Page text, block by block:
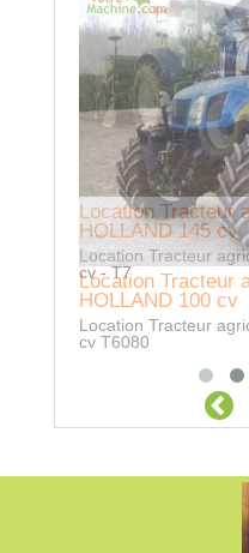
Location Tracteur
HOLLAND 100 cv
Location Tracteur
cv T6080
Location Tracteur
HOLLAND 145 cv
Location Tracteur
cv - T7